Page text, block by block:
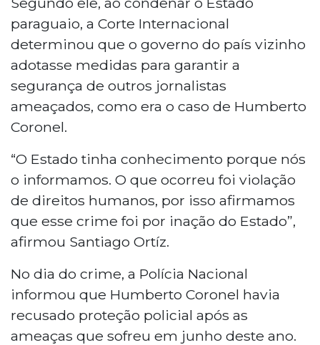
paraguaio, a Corte Internacional
determinou que o governo do país vizinho
adotasse medidas para garantir a
segurança de outros jornalistas
ameaçados, como era o caso de Humberto
Coronel.
“O Estado tinha conhecimento porque nós
o informamos. O que ocorreu foi violação
de direitos humanos, por isso afirmamos
que esse crime foi por inação do Estado”,
afirmou Santiago Ortíz.
No dia do crime, a Polícia Nacional
informou que Humberto Coronel havia
recusado proteção policial após as
ameaças que sofreu em junho deste ano.